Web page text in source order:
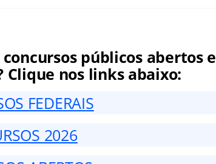
públicos abertos e
Clique nos links abaixo:
FEDERAIS
2026